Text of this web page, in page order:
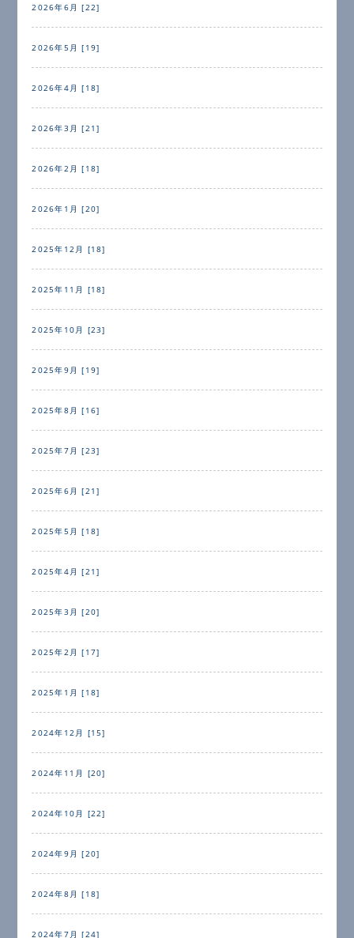
2026年6月 [22]
2026年5月 [19]
2026年4月 [18]
2026年3月 [21]
2026年2月 [18]
2026年1月 [20]
2025年12月 [18]
2025年11月 [18]
2025年10月 [23]
2025年9月 [19]
2025年8月 [16]
2025年7月 [23]
2025年6月 [21]
2025年5月 [18]
2025年4月 [21]
2025年3月 [20]
2025年2月 [17]
2025年1月 [18]
2024年12月 [15]
2024年11月 [20]
2024年10月 [22]
2024年9月 [20]
2024年8月 [18]
2024年7月 [24]